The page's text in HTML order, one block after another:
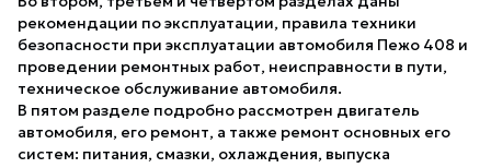
рекомендации по эксплуатации, правила техники
безопасности при эксплуатации автомобиля Пежо 408 и
проведении ремонтных работ, неисправности в пути,
техническое обслуживание автомобиля.
В пятом разделе подробно рассмотрен двигатель
автомобиля, его ремонт, а также ремонт основных его
систем: питания, смазки, охлаждения, выпуска